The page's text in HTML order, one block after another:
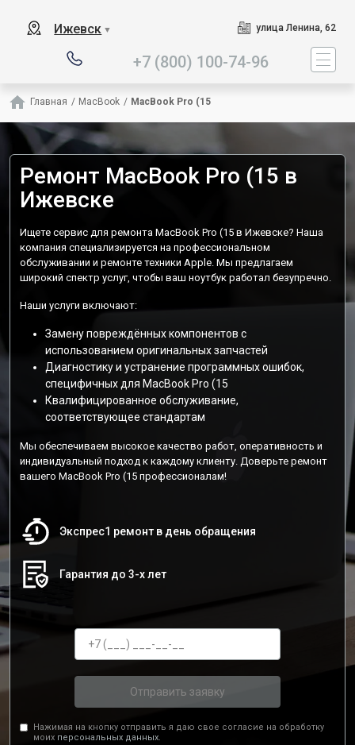
Ижевск ▼ улица Ленина, 62
+7 (800) 100-74-96
Главная / MacBook / MacBook Pro (15
Ремонт MacBook Pro (15 в
Ижевске
Ищете сервис для ремонта MacBook Pro (15 в Ижевске? Наша
компания специализируется на профессиональном
обслуживании и ремонте техники Apple. Мы предлагаем
широкий спектр услуг, чтобы ваш ноутбук работал безупречно.
Наши услуги включают:
Замену повреждённых компонентов с
использованием оригинальных запчастей
Диагностику и устранение программных ошибок,
специфичных для MacBook Pro (15
Квалифицированное обслуживание,
соответствующее стандартам
Мы обеспечиваем высокое качество работ, оперативность и
индивидуальный подход к каждому клиенту. Доверьте ремонт
вашего MacBook Pro (15 профессионалам!
Экспрес1 ремонт в день обращения
Гарантия до 3-х лет
Отправить заявку
Нажимая на кнопку отправить я даю свое согласие на обработку
моих персональных данных.